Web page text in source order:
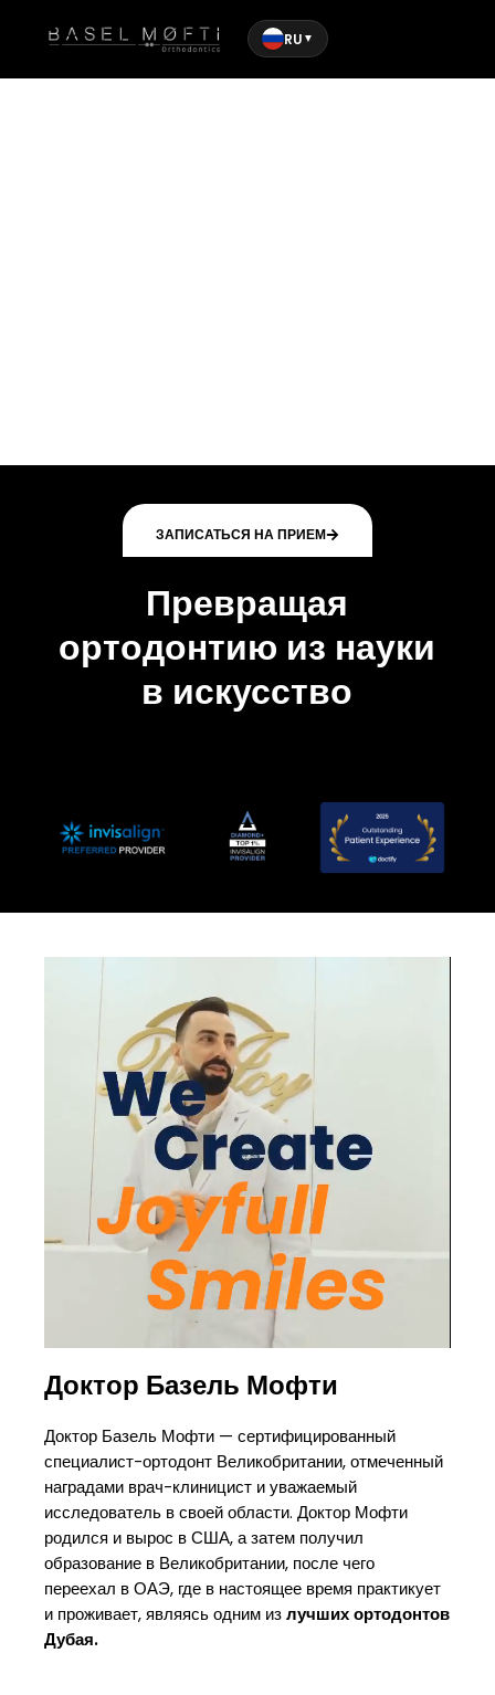
RU ▼
ЗАПИСАТЬСЯ НА ПРИЕМ
Превращая
ортодонтию из науки
в искусство
Доктор Базель Мофти
Доктор Базель Мофти — сертифицированный
специалист-ортодонт Великобритании, отмеченный
наградами врач-клиницист и уважаемый
исследователь в своей области. Доктор Мофти
родился и вырос в США, а затем получил
образование в Великобритании, после чего
переехал в ОАЭ, где в настоящее время практикует
и проживает, являясь одним излучших ортодонтов
Дубая.